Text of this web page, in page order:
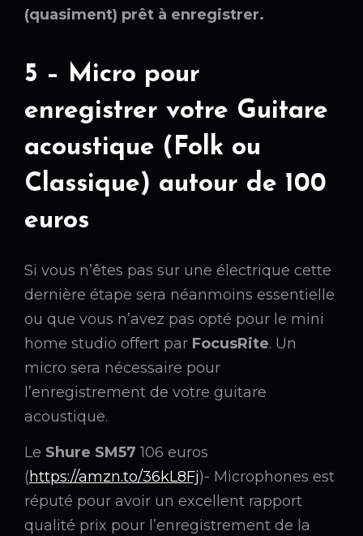
(quasiment) prêt à enregistrer.
5 – Micro pour
enregistrer votre Guitare
acoustique (Folk ou
Classique) autour de 100
euros
Si vous n’êtes pas sur une électrique cette
dernière étape sera néanmoins essentielle
ou que vous n’avez pas opté pour le mini
home studio offert par FocusRite. Un
micro sera nécessaire pour
l’enregistrement de votre guitare
acoustique.
Le Shure SM57 106 euros
(https://amzn.to/36kL8Fj)- Microphones est
réputé pour avoir un excellent rapport
qualité prix pour l’enregistrement de la